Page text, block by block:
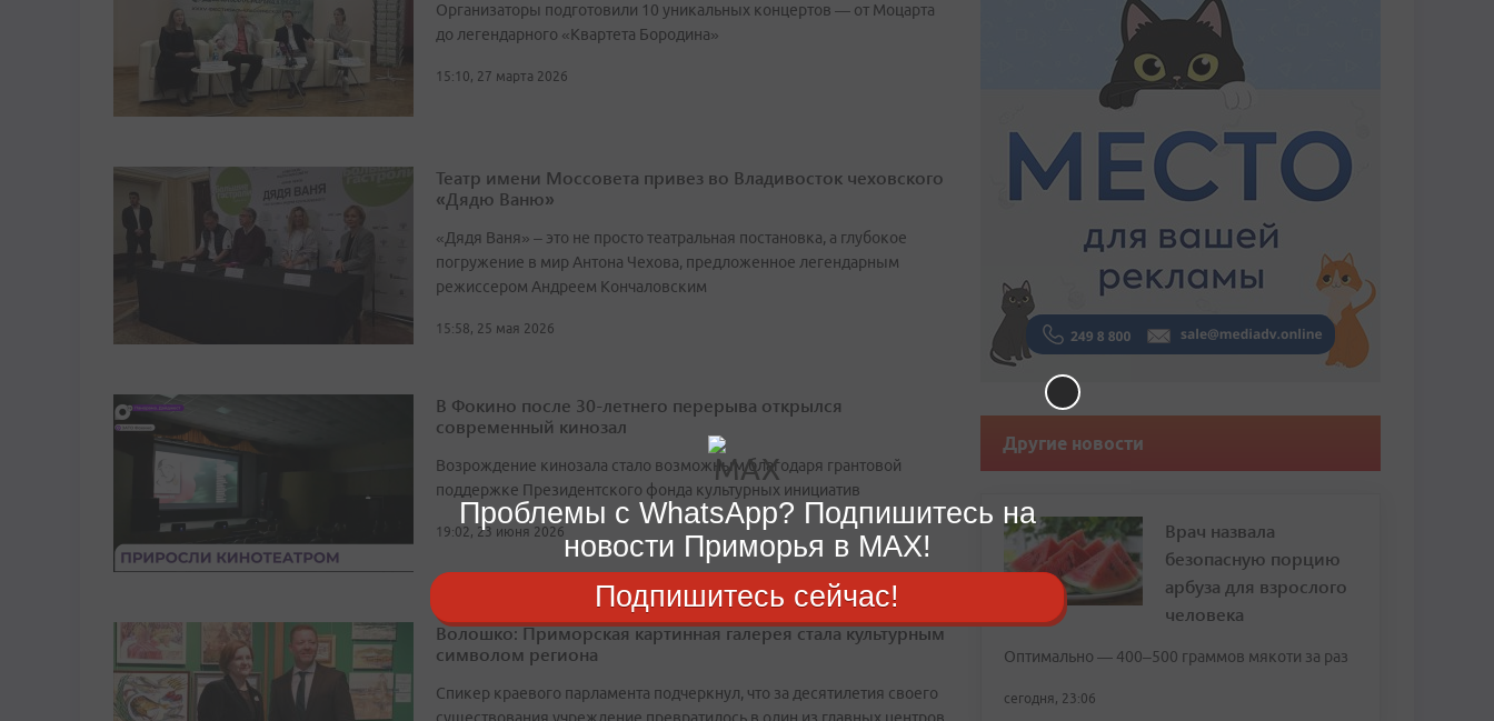
Организаторы подготовили 10 уникальных концертов — от Моцарта
до легендарного «Квартета Бородина»
15:10, 27 марта 2026
Театр имени Моссовета привез во Владивосток чеховского
«Дядю Ваню»
«Дядя Ваня» – это не просто театральная постановка, а глубокое
погружение в мир Антона Чехова, предложенное легендарным
режиссером Андреем Кончаловским
15:58, 25 мая 2026
В Фокино после 30-летнего перерыва открылся
современный кинозал
Возрождение кинозала стало возможным благодаря грантовой
поддержке Президентского фонда культурных инициатив
19:02, 23 июня 2026
Волошко: Приморская картинная галерея стала культурным
символом региона
Спикер краевого парламента подчеркнул, что за десятилетия своего
Другие новости
Врач назвала
безопасную порцию
арбуза для взрослого
человека
Оптимально — 400–500 граммов мякоти за раз
сегодня, 23:06
Проблемы с WhatsApp? Подпишитесь на
новости Приморья в MAX!
Подпишитесь сейчас!